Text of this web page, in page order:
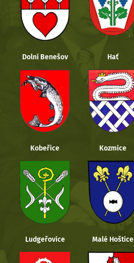
Dolní Benešov Hať
Kobeřice Kozmice
Ludgeřovice Malé Hoštice